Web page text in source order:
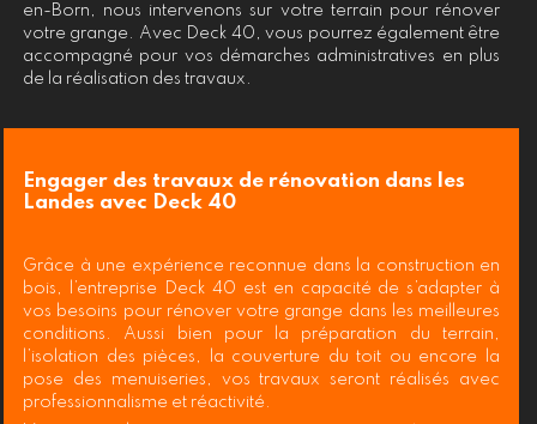
en-Born, nous intervenons sur votre terrain pour rénover
votre grange. Avec Deck 40, vous pourrez également être
accompagné pour vos démarches administratives en plus
de la réalisation des travaux.
Engager des travaux de rénovation dans les
Landes avec Deck 40
Grâce à une expérience reconnue dans la construction en
bois, l’entreprise Deck 40 est en capacité de s’adapter à
vos besoins pour rénover votre grange dans les meilleures
conditions. Aussi bien pour la préparation du terrain,
l’isolation des pièces, la couverture du toit ou encore la
pose des menuiseries, vos travaux seront réalisés avec
professionnalisme et réactivité.